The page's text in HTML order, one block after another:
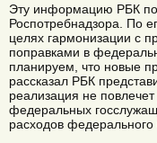
Эту информацию РБК
Роспотребнадзора. По
целях гармонизации с
поправками в
планируем, что новые
рассказал РБК
реализация не
федеральных
расходов федерального